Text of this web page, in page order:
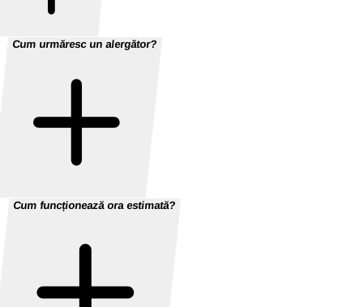
Cum urmăresc un alergător?
Cum funcționează ora estimată?